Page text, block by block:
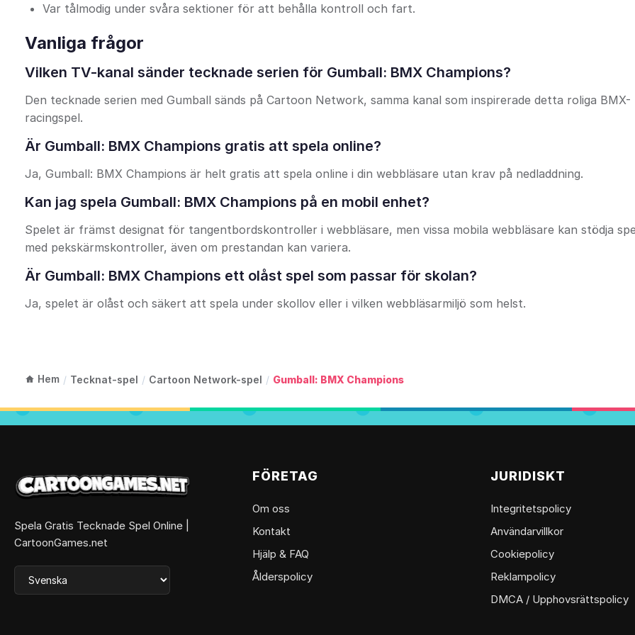
Var tålmodig under svåra sektioner för att behålla kontroll och fart.
Vanliga frågor
Vilken TV-kanal sänder tecknade serien för Gumball: BMX Champions?
Den tecknade serien med Gumball sänds på Cartoon Network, samma kanal som inspirerade detta roliga BMX-
racingspel.
Är Gumball: BMX Champions gratis att spela online?
Ja, Gumball: BMX Champions är helt gratis att spela online i din webbläsare utan krav på nedladdning.
Kan jag spela Gumball: BMX Champions på en mobil enhet?
Spelet är främst designat för tangentbordskontroller i webbläsare, men vissa mobila webbläsare kan stödja
med pekskärmskontroller, även om prestandan kan variera.
Är Gumball: BMX Champions ett olåst spel som passar för skolan?
Ja, spelet är olåst och säkert att spela under skollov eller i vilken webbläsarmiljö som helst.
Hem / Tecknat-spel / Cartoon Network-spel / Gumball: BMX Champions
Spela Gratis Tecknade Spel Online |
CartoonGames.net
FÖRETAG
Om oss
Kontakt
Hjälp & FAQ
Ålderspolicy
JURIDISKT
Integritetspolicy
Användarvillkor
Cookiepolicy
Reklampolicy
DMCA / Upphovsrättspolicy